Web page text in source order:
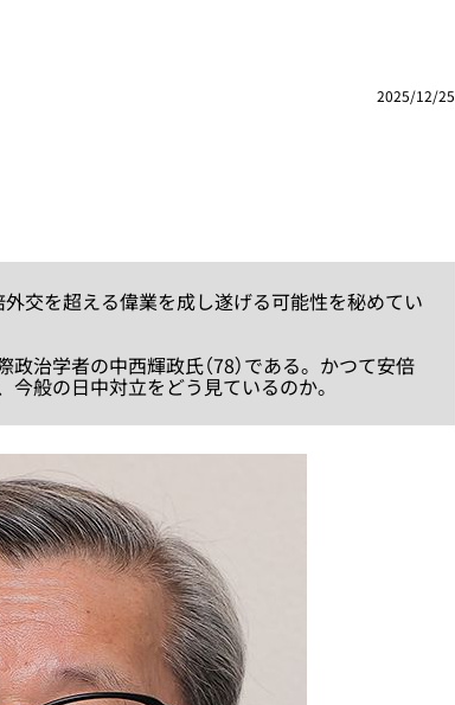
2025/12/25
交を超える偉業を成し遂げる可能性を秘めてい
治学者の中西輝政氏（78）である。かつて安倍
般の日中対立をどう見ているのか。